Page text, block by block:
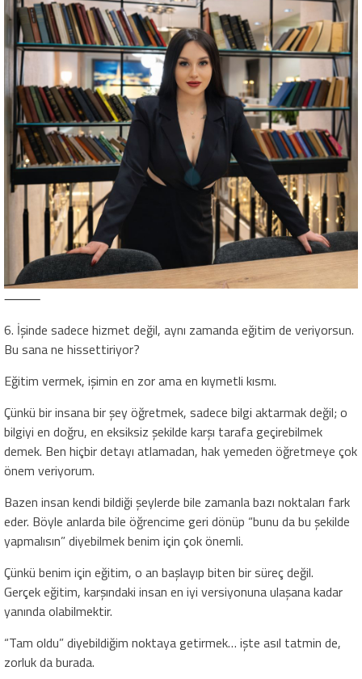
⸻
6. İşinde sadece hizmet değil, aynı zamanda eğitim de veriyorsun.
Bu sana ne hissettiriyor?
Eğitim vermek, işimin en zor ama en kıymetli kısmı.
Çünkü bir insana bir şey öğretmek, sadece bilgi aktarmak değil; o
bilgiyi en doğru, en eksiksiz şekilde karşı tarafa geçirebilmek
demek. Ben hiçbir detayı atlamadan, hak yemeden öğretmeye çok
önem veriyorum.
Bazen insan kendi bildiği şeylerde bile zamanla bazı noktaları fark
eder. Böyle anlarda bile öğrencime geri dönüp “bunu da bu şekilde
yapmalısın” diyebilmek benim için çok önemli.
Çünkü benim için eğitim, o an başlayıp biten bir süreç değil.
Gerçek eğitim, karşındaki insan en iyi versiyonuna ulaşana kadar
yanında olabilmektir.
“Tam oldu” diyebildiğim noktaya getirmek… işte asıl tatmin de,
zorluk da burada.